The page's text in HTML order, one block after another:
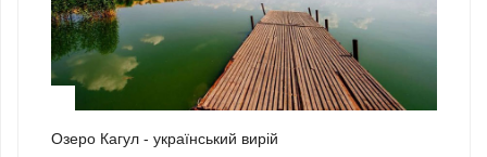
Озеро Кагул - український вирій